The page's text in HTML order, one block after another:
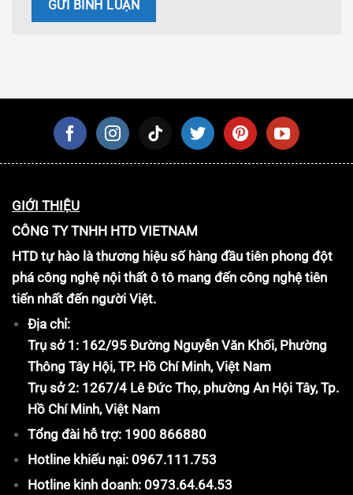
GIỚI THIỆU
CÔNG TY TNHH HTD VIETNAM
HTD tự hào là thương hiệu số hàng đầu tiên phong đột
phá công nghệ nội thất ô tô mang đến công nghệ tiên
tiến nhất đến người Việt.
Địa chỉ:
Trụ sở 1: 162/95 Đường Nguyễn Văn Khối, Phường
Thông Tây Hội, TP. Hồ Chí Minh, Việt Nam
Trụ sở 2: 1267/4 Lê Đức Thọ, phường An Hội Tây, Tp.
Hồ Chí Minh, Việt Nam
Tổng đài hỗ trợ: 1900 866880
Hotline khiếu nại: 0967.111.753
Hotline kinh doanh: 0973.64.64.53